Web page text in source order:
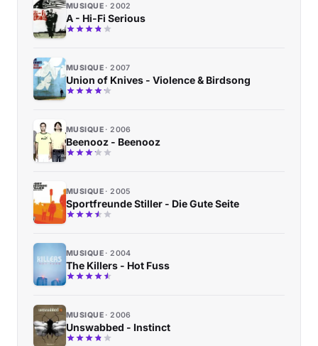
MUSIQUE 2002
A - Hi-Fi Serious
MUSIQUE 2007
Union of Knives - Violence & Birdsong
MUSIQUE 2006
Beenooz - Beenooz
MUSIQUE 2005
Sportfreunde Stiller - Die Gute Seite
MUSIQUE 2004
The Killers - Hot Fuss
MUSIQUE 2006
Unswabbed - Instinct